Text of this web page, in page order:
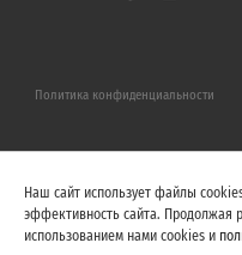
Политика конфиденциальности
Наш сайт использует файлы
эффективность сайта. Продолжая
использованием нами cookies и